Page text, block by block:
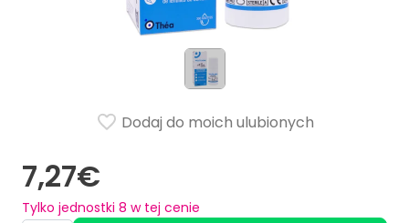
7,27€
Tylko jednostki 8 w tej cenie
Dodaj do moich ulubionych